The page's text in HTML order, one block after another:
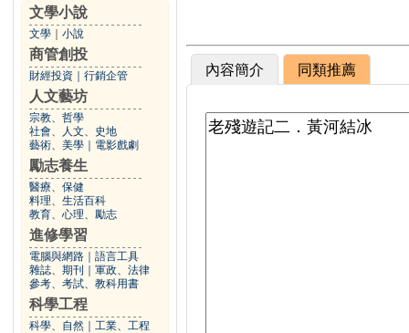
文學小說
文學 小說
商管創投
財經投資 行銷企管
人文藝坊
宗教、哲學
社會、人文、史地
藝術、美學
電影戲劇
勵志養生
醫療、保健
料理、生活百科
教育、心理、勵志
進修學習
電腦與網路
語言工具
雜誌、期刊
軍政、法律
參考、考試、教科用書
科學工程
科學、自然 工業、工程
內容簡介 同類推薦